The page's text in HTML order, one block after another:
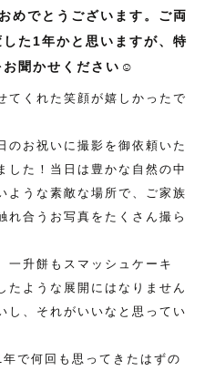
めでとうございます。ご両
た1年かと思いますが、特
お聞かせください☺️
てくれた笑顔が嬉しかったで
のお祝いに撮影を御依頼いた
した！当日は豊かな自然の中
ような素敵な場所で、ご家族
れ合うお写真をたくさん撮ら
一升餅もスマッシュケーキ
たような展開にはなりません
し、それがいいなと思ってい
で何回も思ってきたはずの